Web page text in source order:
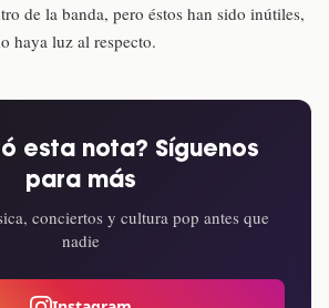
de la banda, pero éstos han sido inútiles,
haya luz al respecto.
esta nota? Síguenos
para más
conciertos y cultura pop antes que
nadie